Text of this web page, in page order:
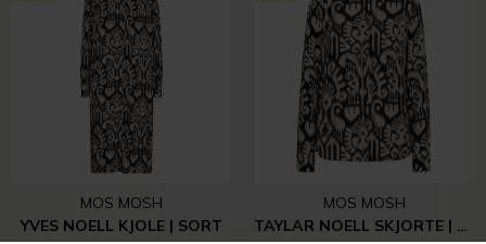
MOS MOSH
YVES NOELL KJOLE | SORT
MOS MOSH
TAYLAR NOELL SKJORTE | SORT